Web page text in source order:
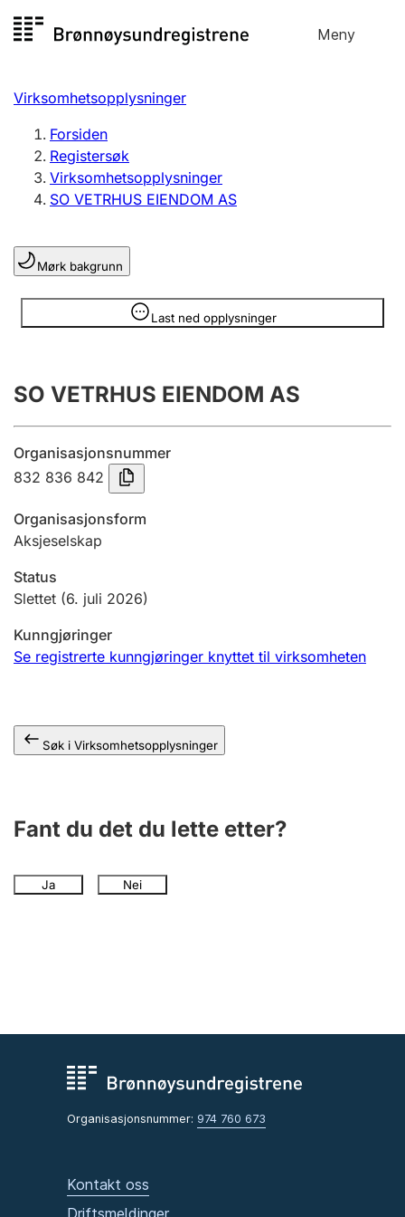
til
Meny
Registersøk
Aksjeselskap
Enkeltpersonforetak
Registrere, endre, slette
Lag og forening
Registrere, endre, slette
Innsending og forsinkelsesgebyr
Tinglysing
Jeger
Offentlig sektor
Andre tema
Virksomhetsopplysninger
Forsiden
Registersøk
Virksomhetsopplysninger
SO VETRHUS EIENDOM AS
Mørk bakgrunn
Last ned opplysninger
Opplysninger er skjult
SO VETRHUS EIENDOM AS
Organisasjonsnummer
832 836 842
Organisasjonsform
Aksjeselskap
Status
Slettet (6. juli 2026)
Kunngjøringer
Se registrerte kunngjøringer knyttet til virksomheten
Søk i Virksomhetsopplysninger
Fant du det du lette etter?
Ja Nei
Organisasjonsnummer: 974 760 673
Kontakt oss